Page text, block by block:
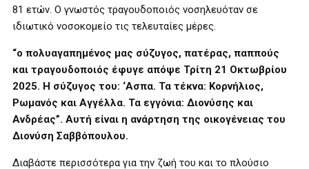
81 ετών. Ο γνωστός τραγουδοποιός νοσηλευόταν σε
ιδιωτικό νοσοκομείο τις τελευταίες μέρες.
“ο πολυαγαπημένος μας σύζυγος, πατέρας, παππούς
και τραγουδοποιός έφυγε απόψε Τρίτη 21 Οκτωβρίου
2025. Η σύζυγος του: ‘Ασπα. Τα τέκνα: Κορνήλιος,
Ρωμανός και Αγγέλλα. Τα εγγόνια: Διονύσης και
Ανδρέας”. Αυτή είναι η ανάρτηση της οικογένειας του
Διονύση Σαββόπουλου.
Διαβάστε περισσότερα για την ζωή του και το πλούσιο